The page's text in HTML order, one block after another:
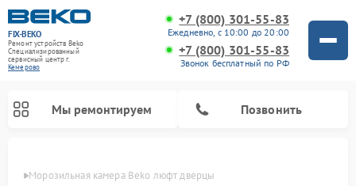
FIX-BEKO
Ремонт устройств Beko
Специализированный
cервисный центр г.
Кемерово
+7 (800) 301-55-83
Ежедневно, с 10:00 до 20:00
+7 (800) 301-55-83
Звонок бесплатный по РФ
Мы ремонтируем Позвонить
Морозильная камера Beko люфт дверцы